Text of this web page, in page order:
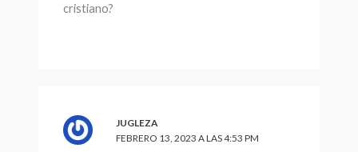
cristiano?
JUGLEZA
FEBRERO 13, 2023 A LAS 4:53 PM